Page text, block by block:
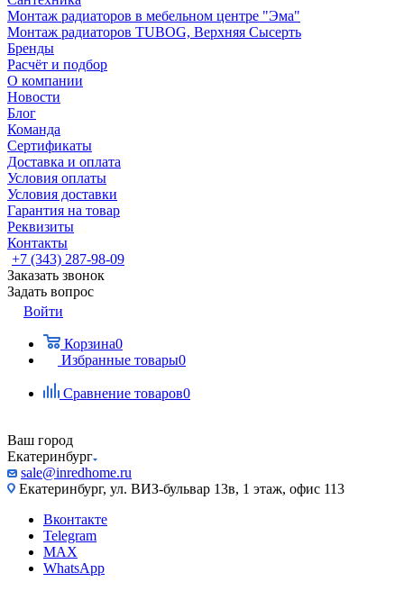
Монтаж радиаторов в мебельном центре "Эма"
Монтаж радиаторов TUBOG, Верхняя Сысерть
Бренды
Расчёт и подбор
О компании
Новости
Блог
Команда
Сертификаты
Доставка и оплата
Условия оплаты
Условия доставки
Гарантия на товар
Реквизиты
Контакты
+7 (343) 287-98-09
Заказать звонок
Задать вопрос
Войти
Корзина0
Избранные товары0
Сравнение товаров0
Ваш город
Екатеринбург
sale@inredhome.ru
Екатеринбург, ул. ВИЗ-бульвар 13в, 1 этаж, офис 113
Вконтакте
Telegram
MAX
WhatsApp